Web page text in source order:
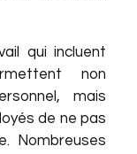
qui incluent
non
mais
de ne pas
Nombreuses